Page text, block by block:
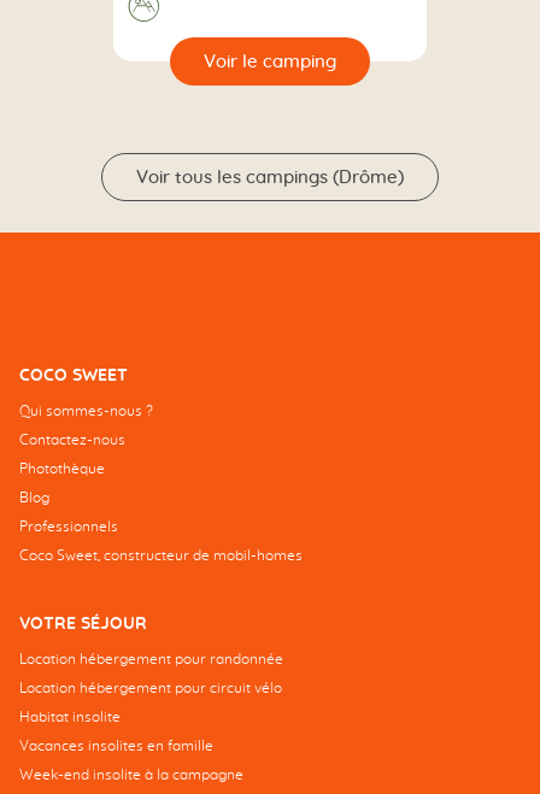
Voir tous les campings (Drôme)
COCO SWEET
Qui sommes-nous ?
Contactez-nous
Photothèque
Blog
Professionnels
Coco Sweet, constructeur de mobil-homes
VOTRE SÉJOUR
Location hébergement pour randonnée
Location hébergement pour circuit vélo
Habitat insolite
Vacances insolites en famille
Week-end insolite à la campagne